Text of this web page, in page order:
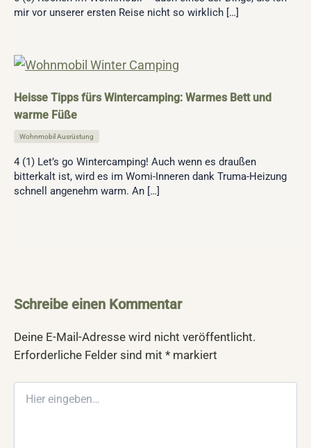
mir vor unserer ersten Reise nicht so wirklich […]
Heisse Tipps fürs Wintercamping: Warmes Bett und
warme Füße
Wohnmobil Ausrüstung
4 (1) Let’s go Wintercamping! Auch wenn es draußen
bitterkalt ist, wird es im Womi-Inneren dank Truma-Heizung
schnell angenehm warm. An […]
Schreibe einen Kommentar
Deine E-Mail-Adresse wird nicht veröffentlicht.
Erforderliche Felder sind mit * markiert
eingeben…